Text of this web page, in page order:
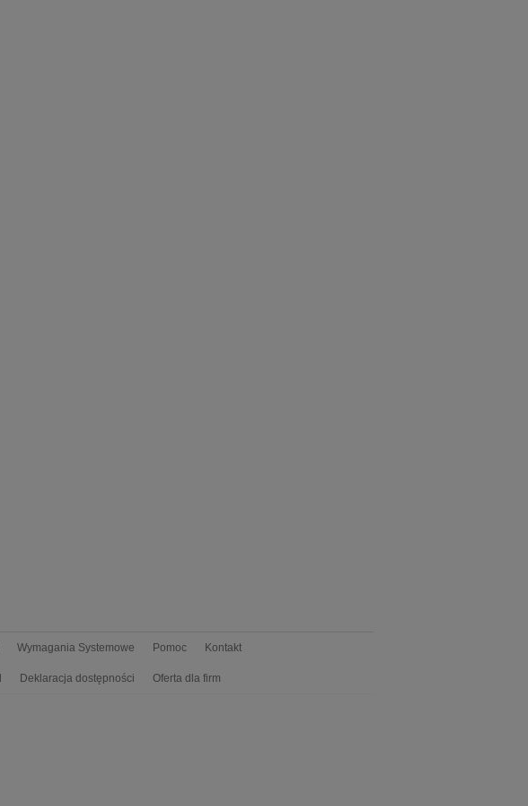
Wymagania Systemowe Pomoc Kontakt
Deklaracja dostępności Oferta dla firm